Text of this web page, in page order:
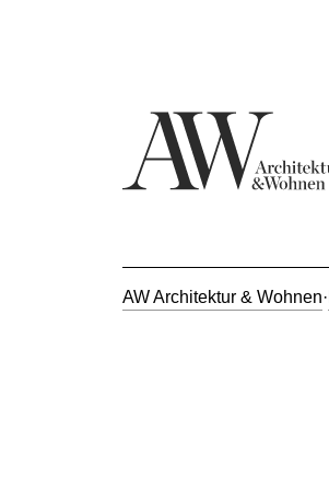
AW Architektur & Wohnen·